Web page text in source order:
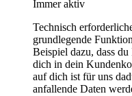
Immer aktiv
Technisch
grundlegende
Beispiel dazu, dass
dich in dein
auf dich ist für uns
anfallende Daten